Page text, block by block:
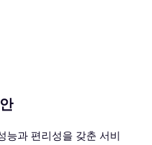
능과 편리성을 갖춘 서비